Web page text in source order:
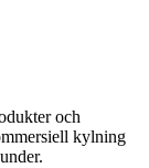
och
kylning